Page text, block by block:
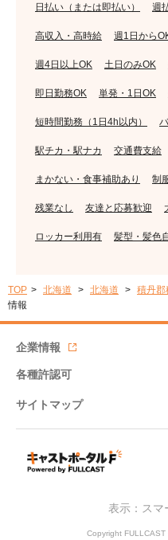
日払い（または即払い） 週
高収入・高時給 週1日から
週4日以上OK 土日のみOK
即日勤務OK 単発・1日OK
短時間勤務（1日4h以内）
駅チカ・駅ナカ 交通費支給
まかない・食事補助あり 制
残業なし 友達と応募歓迎
ロッカー利用有 髪型・髪色
TOP 北海道 北海道 積丹郡
情報
企業情報
各種許認可
サイトマップ
表示：ス
Copyright FULLCAST